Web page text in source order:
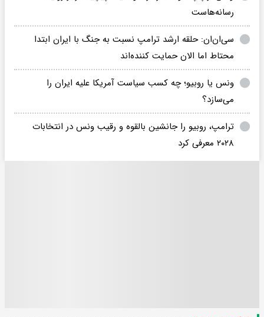
رسانه‌هاست
سی‌ان‌ان: حلقه ارشد ترامپ نسبت به جنگ با ایران ابتدا
محتاط اما الان حمایت کننده‌اند
ونس یا روبیو؛ چه کسب سیاست آمریکا علیه ایران را
می‌سازد؟
ترامپ، روبیو را جانشین بالقوه و رقیب ونس در انتخابات
۲۰۲۸ معرفی کرد